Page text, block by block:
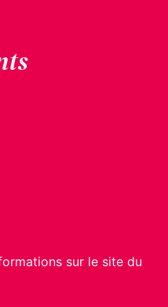
sur le site du